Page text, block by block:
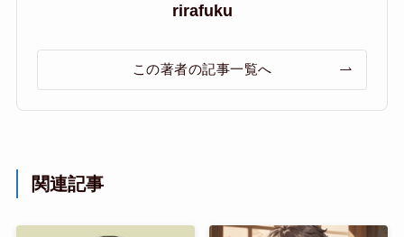
rirafuku
この著者の記事一覧へ
関連記事